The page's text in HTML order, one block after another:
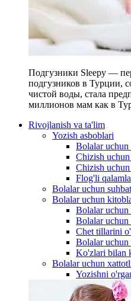
Подгузники Sleepy —
подгузников в Турции,
чистой воды, стала
миллионов мам как в
Rivojlanish va ta'lim
Yozish asboblari
Bolalar uchun
Chizish
Chizish
Flog'li
Bolalar uchun
Bolalar uchun
Bolalar uchun
Bolalar
Chet tillarini
Bolalar
Ko'zlari bilan
Bolalar uchun
Yozishni